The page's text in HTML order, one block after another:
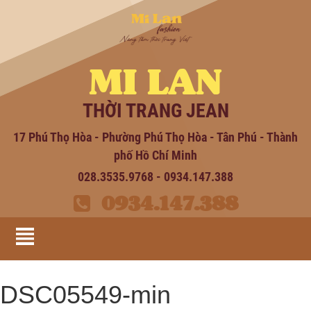
MI LAN
THỜI TRANG JEAN
17 Phú Thọ Hòa - Phường Phú Thọ Hòa - Tân Phú - Thành
phố Hồ Chí Minh
028.3535.9768 - 0934.147.388
0934.147.388
DSC05549-min